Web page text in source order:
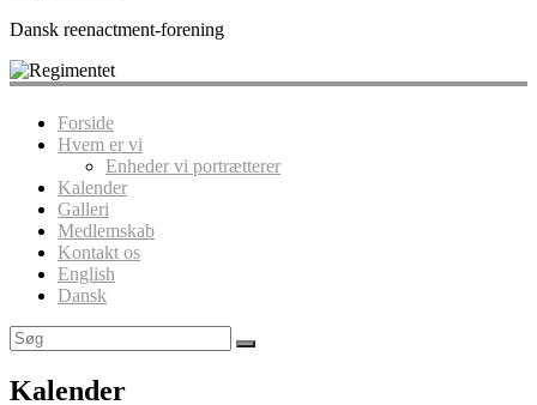
Dansk reenactment-forening
Forside
Hvem er vi
Enheder vi portrætterer
Kalender
Galleri
Medlemskab
Kontakt os
English
Dansk
Kalender